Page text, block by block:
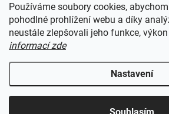
Používáme soubory cookies,
pohodlné prohlížení webu a díky
neustále zlepšovali jeho funkce,
informací zde
Nastavení
Šperky a voda: co šperkům vadí nejvíc a proč
Copyright 2026Sylviene. Všechna práva
cookies